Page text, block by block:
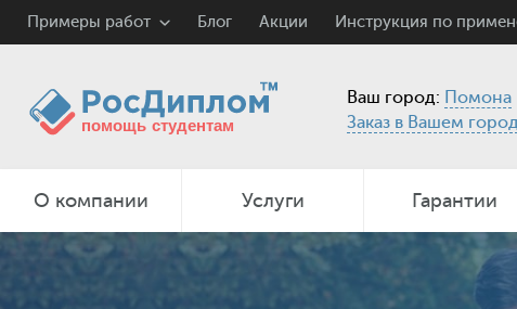
Примеры работ Блог Акции Инструкция по
Ваш город: Помона
Заказ в Вашем
О компании Услуги Гарантии